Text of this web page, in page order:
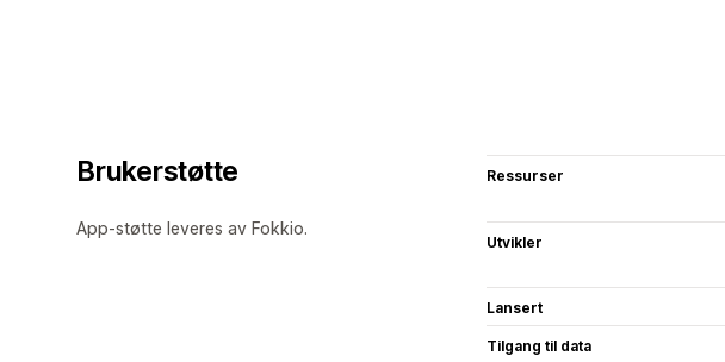
Brukerstøtte
App-støtte leveres av Fokkio.
Ressurser
Utvikler
Lansert
Tilgang til data